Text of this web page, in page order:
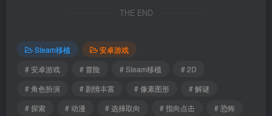
THE END
Steam移植
安卓游戏
# 安卓游戏
# 冒险 # Steam移植
# 2D
# 角色扮演
# 剧情丰富 # 像素图形
# 解谜
# 探索
# 动漫 # 选择取向 # 指向点击
# 恐怖